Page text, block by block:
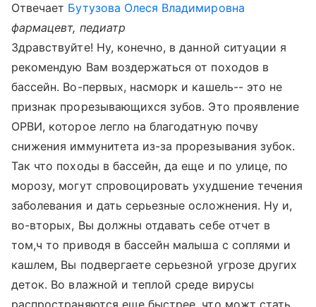
Отвечает Бутузова Олеся Владимировна
фармацевт, педиатр
Здравствуйте! Ну, конечно, в данной ситуации я
рекомендую Вам воздержаться от походов в
бассейн. Во-первых, насморк и кашель-- это не
признак прорезывающихся зубов. Это проявление
ОРВИ, которое легло на благодатную почву
снижения иммунитета из-за прорезывания зубок.
Так что походы в бассейн, да еще и по улице, по
морозу, могут спровоцировать ухудшение течения
заболевания и дать серьезные осложнения. Ну и,
во-вторых, Вы должны отдавать себе отчет в
том,ч то приводя в бассейн малыша с соплями и
кашлем, Вы подвергаете серьезной угрозе других
деток. Во влажной и теплой среде вирусы
распространяются еще быстрее, что можт стать